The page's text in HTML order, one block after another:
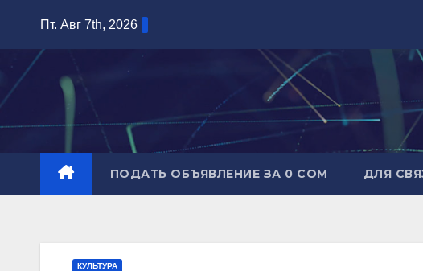
содержимому
Пт. Авг 7th, 2026
ПОДАТЬ ОБЪЯВЛЕНИЕ ЗА 0 СОМ ДЛЯ
КУЛЬТУРА